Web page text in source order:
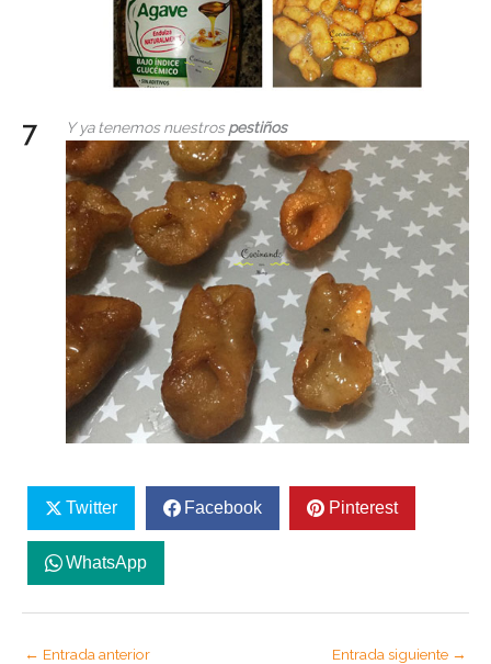
Y ya tenemos nuestrospestiños
Twitter Facebook Pinterest
WhatsApp
← Entrada anterior Entrada siguiente →